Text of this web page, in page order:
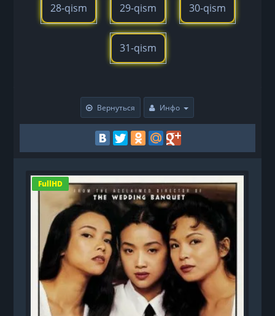
28-qism 29-qism 30-qism
31-qism
Вернуться Инфо
FullHD